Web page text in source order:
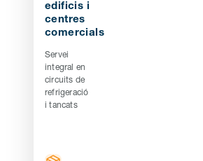
edificis i
centres
comercials
Servei
integral en
circuits de
refrigeració
i tancats